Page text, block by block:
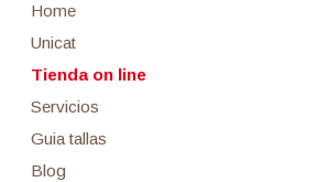
Home
Unicat
Tienda on line
Servicios
Guia tallas
Blog